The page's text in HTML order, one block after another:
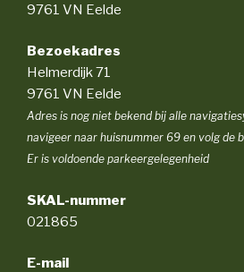
9761 VN Eelde
Bezoekadres
Helmerdijk 71
9761 VN Eelde
Adres is nog niet bekend bij alle
navigeer naar huisnummer 69 en volg de
Er is voldoende parkeergelegenheid
SKAL-nummer
021865
E-mail